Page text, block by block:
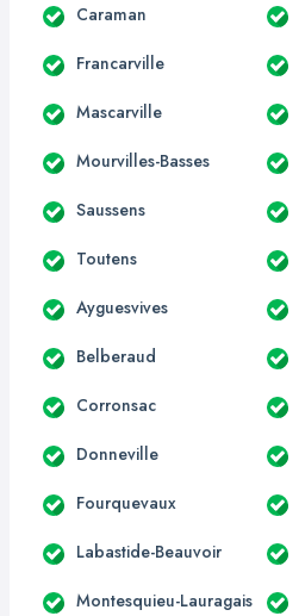
Caraman
Francarville
Mascarville
Mourvilles-Basses
Saussens
Toutens
Ayguesvives
Belberaud
Corronsac
Donneville
Fourquevaux
Labastide-Beauvoir
Montesquieu-Lauragais